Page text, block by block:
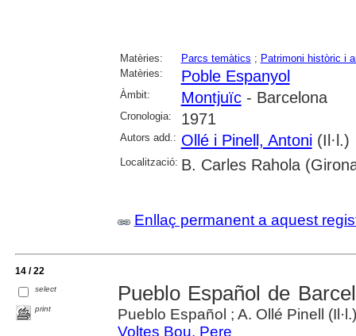
Matèries: Parcs temàtics ; Patrimoni històric i
Matèries:
Poble Espanyol
Àmbit: Montjuïc- Barcelona
Cronologia: 1971
Autors add.: Ollé i Pinell, Antoni(Il·l.)
Localització: B. Carles Rahola
Enllaç permanent a aquest
14 / 22
select
print
Pueblo Español de
Pueblo Español ; A. Ollé Pinell (Il·l.)
Voltes Bou, Pere